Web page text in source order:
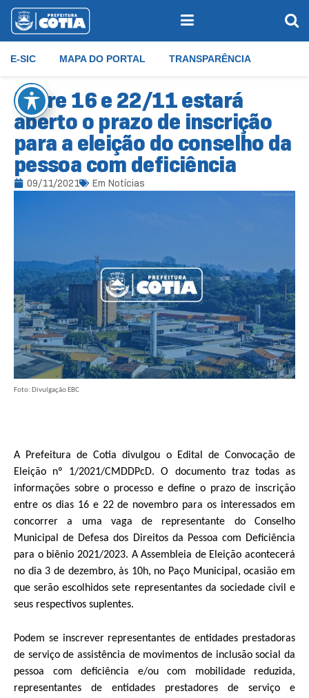
E-SIC MAPA DO PORTAL TRANSPARÊNCIA
Entre 16 e 22/11 estará
aberto o prazo de inscrição
para a eleição do conselho da
pessoa com deficiência
09/11/2021 Em Notícias
Foto: Divulgação EBC
A Prefeitura de Cotia divulgou o Edital de Convocação de
Eleição nº 1/2021/CMDDPcD. O documento traz todas as
informações sobre o processo e define o prazo de inscrição
entre os dias 16 e 22 de novembro para os interessados em
concorrer a uma vaga de representante do Conselho
Municipal de Defesa dos Direitos da Pessoa com Deficiência
para o biênio 2021/2023. A Assembleia de Eleição acontecerá
no dia 3 de dezembro, às 10h, no Paço Municipal, ocasião em
que serão escolhidos sete representantes da sociedade civil e
seus respectivos suplentes.
Podem se inscrever representantes de entidades prestadoras
de serviço de assistência de movimentos de inclusão social da
pessoa com deficiência e/ou com mobilidade reduzida,
representantes de entidades prestadores de serviço e